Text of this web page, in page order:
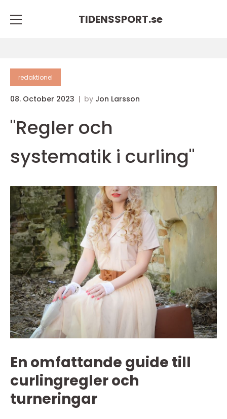
TIDENSSPORT.se
redaktionel
08. October 2023 by Jon Larsson
"Regler och
systematik i curling"
En omfattande guide till
curlingregler och
turneringar